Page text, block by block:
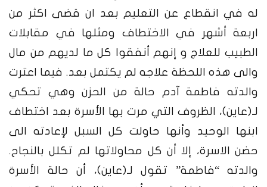
له في انقطاع عن التعليم بعد ان قضى اكثر من
اربعة أشهر في الاختطاف ومثلها في مقابلات
الطبيب للعلاج و إنهم أنفقوا كل ما لديهم من مال
والى هذه اللحظة علاجه لم يكتمل بعد. فيما اعترت
والدته فاطمة آدم حالة من الحزن وهي تحكي
لـ(عاين)، الظروف التي مرت بها الأسرة بعد اختطاف
ابنها الوحيد وأنها حاولت كل السبل لإعادته الى
حضن الاسرة، إلا أن كل محاولاتها لم تكلل بالنجاح.
والدته “فاطمة” تقول لـ(عاين)، أن حالة الأسرة